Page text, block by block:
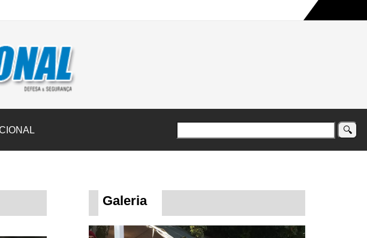
Rio Grande do Sul na maior campanha humanitária já registrada no país
Galeria